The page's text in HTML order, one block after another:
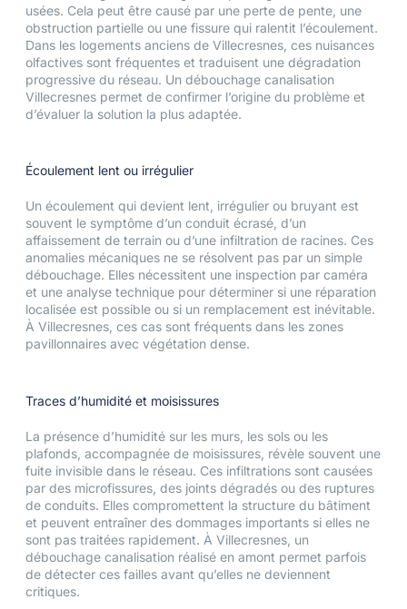
usées. Cela peut être causé par une perte de pente, une
obstruction partielle ou une fissure qui ralentit l’écoulement.
Dans les logements anciens de Villecresnes, ces nuisances
olfactives sont fréquentes et traduisent une dégradation
progressive du réseau. Un débouchage canalisation
Villecresnes permet de confirmer l’origine du problème et
d’évaluer la solution la plus adaptée.
Écoulement lent ou irrégulier
Un écoulement qui devient lent, irrégulier ou bruyant est
souvent le symptôme d’un conduit écrasé, d’un
affaissement de terrain ou d’une infiltration de racines. Ces
anomalies mécaniques ne se résolvent pas par un simple
débouchage. Elles nécessitent une inspection par caméra
et une analyse technique pour déterminer si une réparation
localisée est possible ou si un remplacement est inévitable.
À Villecresnes, ces cas sont fréquents dans les zones
pavillonnaires avec végétation dense.
Traces d’humidité et moisissures
La présence d’humidité sur les murs, les sols ou les
plafonds, accompagnée de moisissures, révèle souvent une
fuite invisible dans le réseau. Ces infiltrations sont causées
par des microfissures, des joints dégradés ou des ruptures
de conduits. Elles compromettent la structure du bâtiment
et peuvent entraîner des dommages importants si elles ne
sont pas traitées rapidement. À Villecresnes, un
débouchage canalisation réalisé en amont permet parfois
de détecter ces failles avant qu’elles ne deviennent
critiques.